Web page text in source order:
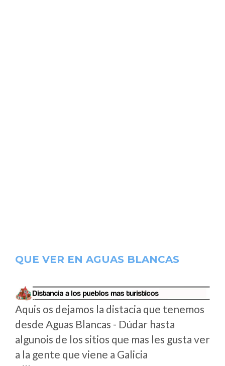
QUE VER EN AGUAS BLANCAS
Aquis os dejamos la distacia que tenemos
desde Aguas Blancas - Dúdar hasta
algunois de los sitios que mas les gusta ver
a la gente que viene a Galicia